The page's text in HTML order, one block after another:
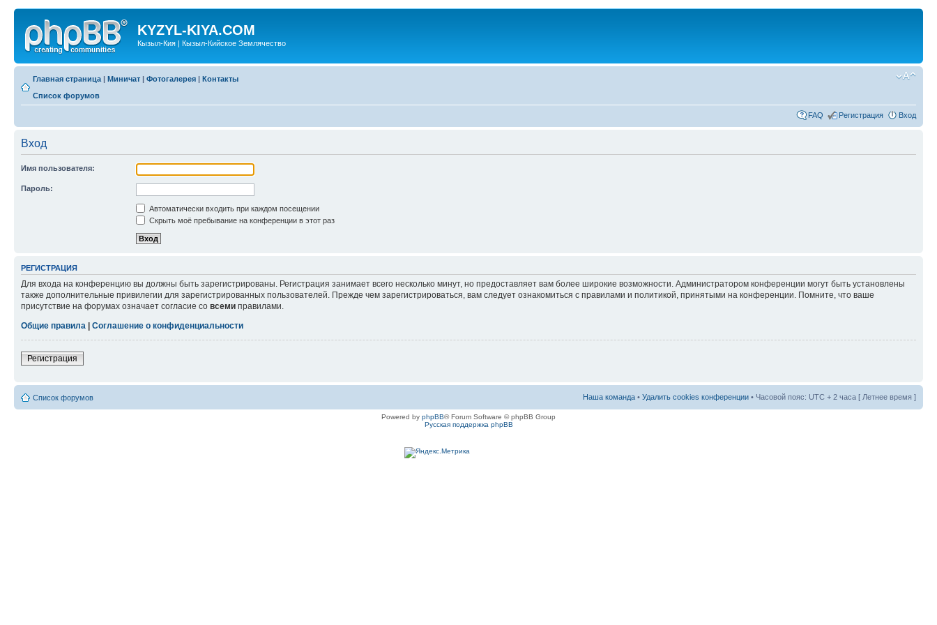
KYZYL-KIYA.COM
Кызыл-Кия | Кызыл-Кийское Землячество
Главная страница | Миничат | Фотогалерея | Контакты
Список форумов
FAQ Регистрация Вход
Вход
Имя пользователя:
Пароль:
Автоматически входить при каждом посещении
Скрыть моё пребывание на конференции в этот раз
РЕГИСТРАЦИЯ
Для входа на конференцию вы должны быть зарегистрированы. Регистрация занимает всего несколько минут, но предоставляет вам более широкие возможности. Администратором конференции могут быть установлены
также дополнительные привилегии для зарегистрированных пользователей. Прежде чем зарегистрироваться, вам следует ознакомиться с правилами и политикой, принятыми на конференции. Помните, что ваше
присутствие на форумах означает согласие со всеми правилами.
Общие правила
Соглашение о конфиденциальности
Регистрация
Список форумов Наша команда • Удалить cookies конференции • Часовой пояс: UTC + 2 часа [ Летнее время ]
Powered by phpBB® Forum Software © phpBB Group
Русская поддержка phpBB